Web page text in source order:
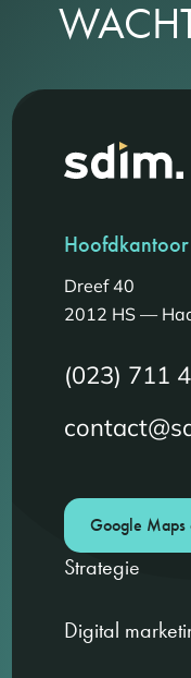
Hoofdkantoor
Dreef 40
2012 HS —
(023) 711
Google Maps
Strategie
Digital